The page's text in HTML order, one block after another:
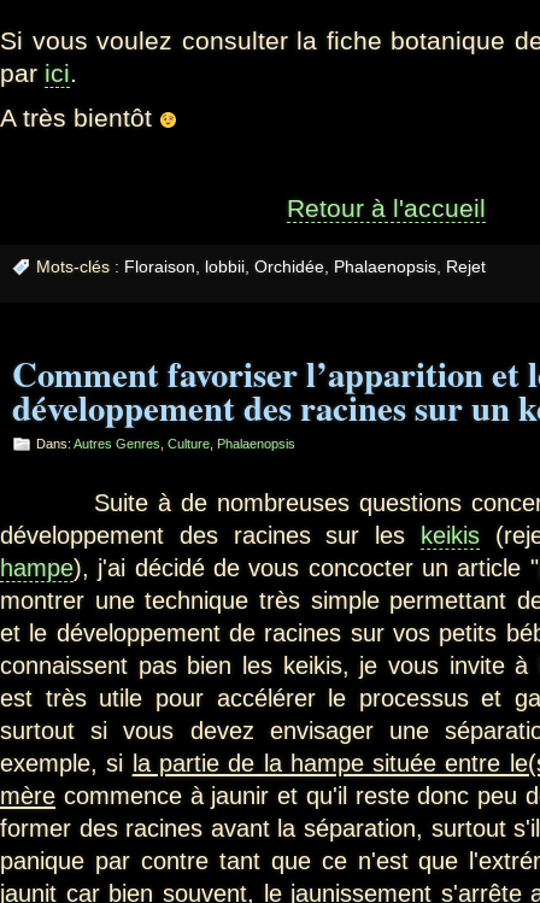
Si vous voulez consulter la fiche botanique
par ici
A très bientôt
Retour à l'accueil
Mots-clés : Floraison, lobbii, Orchidée, Phalaenopsis, Rejet
Comment favoriser l’apparition et
développement des racines sur un
Dans: Autres Genres Culture Phalaenopsis
Suite à de nombreuses questions
développement des racines sur les
keikis
hampe), j'ai décidé de vous concocter un article
montrer une technique très simple permettant
et le développement de racines sur vos petits
connaissent pas bien les keikis, je vous invite
est très utile pour accélérer le processus et
surtout si vous devez envisager une
exemple, si la partie de la hampe située entre
mère commence à jaunir et qu'il reste donc peu
former des racines avant la séparation, surtout
panique par contre tant que ce n'est que
jaunit car bien souvent, le jaunissement s'arrête